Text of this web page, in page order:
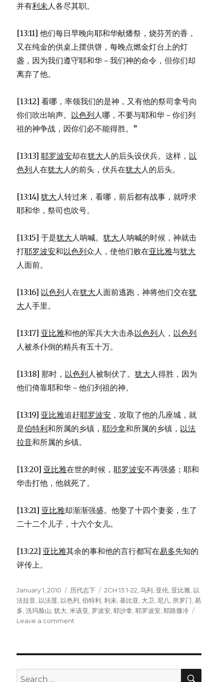
并有利未人各尽其职。
[13:11] 他们每日早晚向耶和华献燔祭，烧芬芳的香，
又在纯金的供桌上摆供饼，每晚点燃金灯台上的灯
盏，因为我们遵守耶和华－我们神的命令，但你们却
离弃了他。
[13:12] 看哪，率领我们的是神，又有他的祭司拿号向
你们吹出响声。 以色列人哪，不要与耶和华－你们列
祖的神争战，因你们必不能得胜。”
[13:13]耶罗波安却在犹大人的后头设伏兵。这样， 以
色列人在犹大人的前头，伏兵在犹大人的后头。
[13:14]犹大人转过来，看哪，前后都有战事，就呼求
耶和华，祭司也吹号。
[13:15] 于是犹大人呐喊。犹大人呐喊的时候，神就击
打耶罗波安和以色列众人，使他们败在亚比雅与犹大
人面前。
[13:16] 以色列人在犹大人面前逃跑，神将他们交在犹
大人手里。
[13:17] 亚比雅和他的军兵大大击杀以色列人， 以色列
人被杀仆倒的精兵有五十万。
[13:18] 那时， 以色列人被制伏了。犹大人得胜，因为
他们倚靠耶和华－他们列祖的神。
[13:19] 亚比雅追赶耶罗波安 ，攻取了他的几座城，就
是伯特利和所属的乡镇，耶沙拿和所属的乡镇， 以法
拉音和所属的乡镇。
[13:20] 亚比雅在世的时候，耶罗波安不再强盛；耶和
华击打他，他就死了。
[13:21] 亚比雅却渐渐强盛。他娶了十四个妻妾，生了
二十二个儿子，十六个女儿。
[13:22] 亚比雅其余的事和他的言行都写在易多先知的
评传上。
Posted
on
January 1, 2010 Categories
历代志下 Tags
2CH 13:1-22 ,乌列 亚伦 亚比雅 以
法拉音 以法莲 以色列 ,伯特利 ,利未 ,基比亚 大卫 尼八 所罗门 ,易
多 ,洗玛脸山 ,犹大 ,米该亚 罗波安 ,耶沙拿 ,耶罗波安 ,耶路撒冷
Leave a comment
耶
Search